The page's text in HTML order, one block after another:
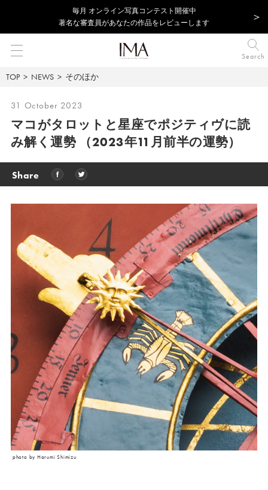
毎⽉ オンライン写真コンテスト開催中
著名な審査員があなたの作品をレビューします
Search
TOP NEWS そのほか
31 October 2023
マコがタロットと星座でポジティヴに読
み解く運勢 （2023年11月前半の運勢）
Share
photo by Harumi Shimizu